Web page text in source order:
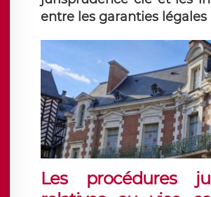
entre les garanties légales
Les procédures